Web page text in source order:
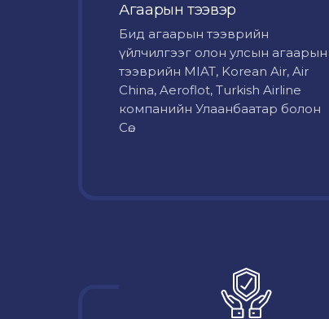
Агаарын тээвэр
Бид агаарын тээврийн
үйлчилгээг олон улсын агаарын
тээврийн MIAT, Korean Air, Air
China, Aeroflot, Turkish Airline
компанийн Улаанбаатар болон
Сө...